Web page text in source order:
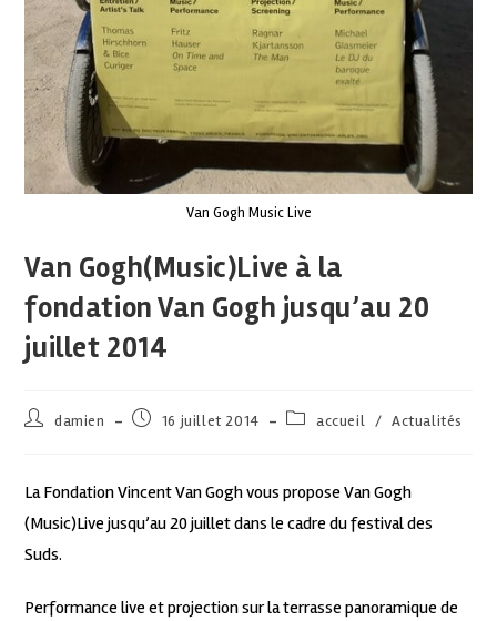
Van Gogh Music Live
Van Gogh(Music)Live à la
fondation Van Gogh jusqu’au 20
juillet 2014
damien 16 juillet 2014 accueil / Actualités
La Fondation Vincent Van Gogh vous propose Van Gogh
(Music)Live jusqu’au 20 juillet dans le cadre du festival des
Suds.
Performance live et projection sur la terrasse panoramique de